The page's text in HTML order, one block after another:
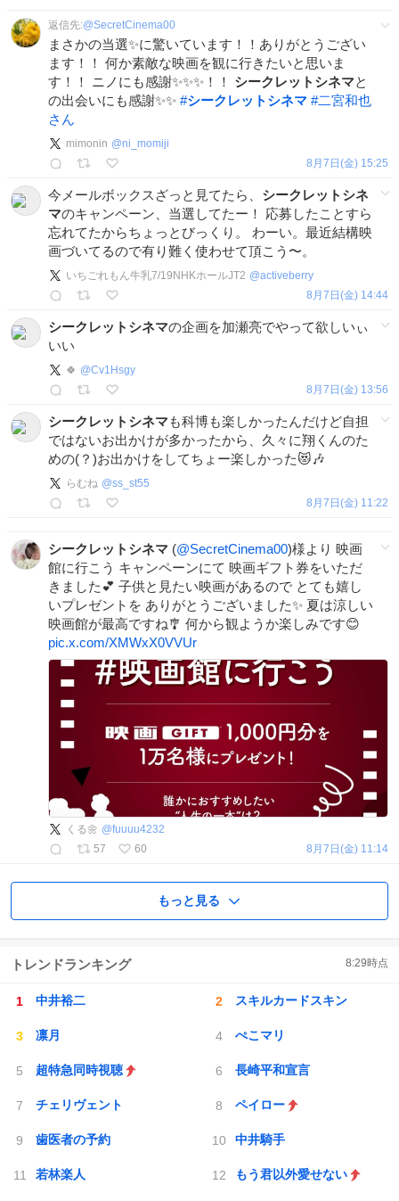
返信先:@SecretCinema00
まさかの当選✨に驚いています！！ありがとうござい
ます！！ 何か素敵な映画を観に行きたいと思いま
す！！ ニノにも感謝✨✨✨！！ シークレットシネマと
の出会いにも感謝✨✨ #シークレットシネマ #二宮和也
さん
mimonin @ni_momiji
8月7日(金) 15:25
今メールボックスざっと見てたら、 シークレットシネ
マのキャンペーン、当選してたー！ 応募したことすら
忘れてたからちょっとびっくり。 わーい。最近結構映
画づいてるので有り難く使わせて頂こう〜。
いちごれもん牛乳7/19NHKホールJT2 @activeberry
8月7日(金) 14:44
シークレットシネマの企画を加瀬亮でやって欲しいぃ
いい
🍀 @Cv1Hsgy
8月7日(金) 13:56
シークレットシネマも科博も楽しかったんだけど自担
ではないお出かけが多かったから、久々に翔くんのた
めの(？)お出かけをしてちょー楽しかった😻🎶
らむね @ss_st55
8月7日(金) 11:22
シークレットシネマ (@SecretCinema00)様より 映画
館に行こう キャンペーンにて 映画ギフト券をいただ
きました💕 子供と見たい映画があるので とても嬉し
いプレゼントを ありがとうございました✨ 夏は涼しい
映画館が最高ですね🎐 何から観ようか楽しみです😊
pic.x.com/XMWxX0VVUr
くる🌼 @fuuuu4232
57
60 8月7日(金) 11:14
もっと見る
トレンドランキング 8:29時点
中井裕二 スキルカードスキン
凛月 ぺこマリ
超特急同時視聴 長崎平和宣言
チェリヴェント ペイロー
歯医者の予約 中井騎手
若林楽人 もう君以外愛せない